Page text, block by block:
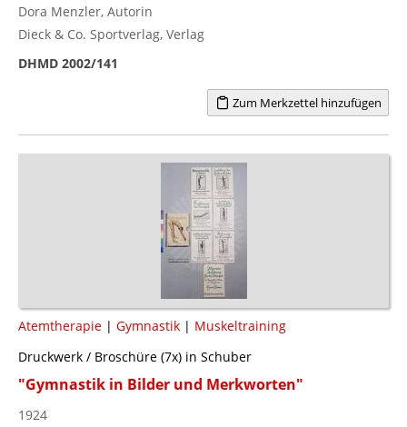
Dora Menzler, Autorin
Dieck & Co. Sportverlag, Verlag
DHMD 2002/141
Zum Merkzettel hinzufügen
Atemtherapie | Gymnastik | Muskeltraining
Druckwerk / Broschüre (7x) in Schuber
"Gymnastik in Bilder und Merkworten"
1924